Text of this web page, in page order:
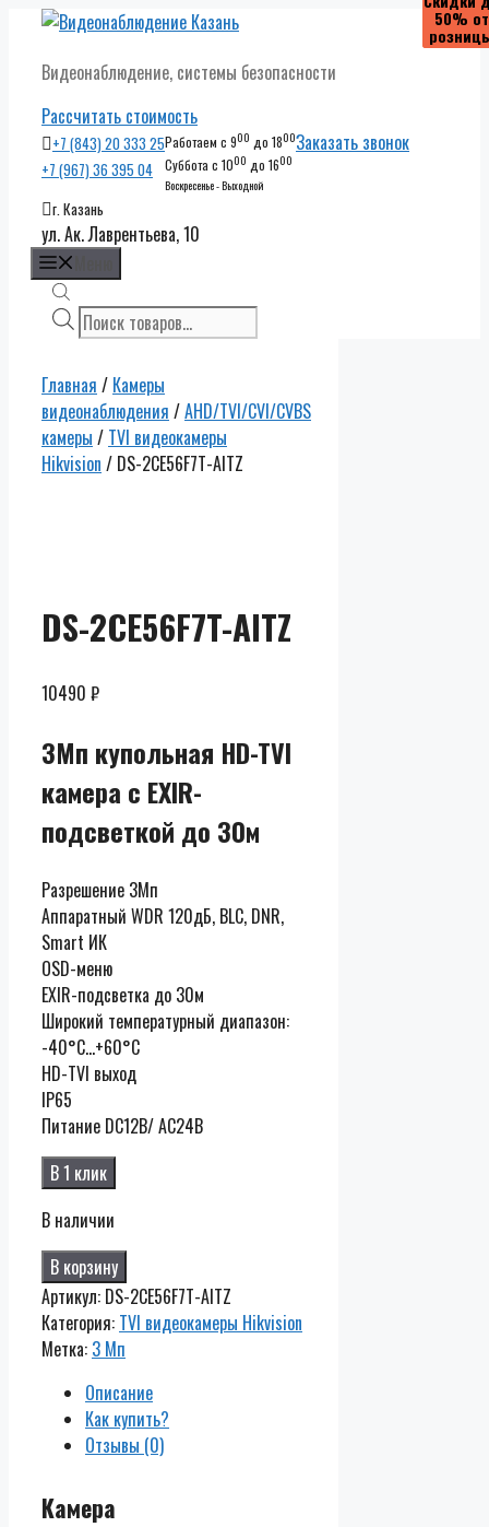
Перейти
содержимому
Видеонаблюдение, системы безопасности
Рассчитать стоимость
+7 (843) 20 333 25
+7 (967) 36 395 04
Работаем с 900 до 1800
Суббота с 1000 до 1600
Воскресенье - Выходной
Заказать звонок
г. Казань
ул. Ак. Лаврентьева, 10
Поиск
товаров
Главная / Камеры
видеонаблюдения /AHD/TVI/CVI/CVBS
камеры / TVI видеокамеры
Hikvision / DS-2CE56F7T-AITZ
DS-2CE56F7T-AITZ
10490 ₽
3Мп купольная HD-TVI
камера с EXIR-
подсветкой до 30м
Разрешение 3Мп
Аппаратный WDR 120дБ, BLC, DNR,
Smart ИК
OSD-меню
EXIR-подсветка до 30м
Широкий температурный диапазон:
-40°C…+60°C
HD-TVI выход
IP65
Питание DC12В/ AC24B
В 1 клик
В наличии
В корзину
Артикул: DS-2CE56F7T-AITZ
Категория: TVI видеокамеры Hikvision
Метка: 3 Мп
Описание
Как купить?
Отзывы (0)
Камера
50% от
50% от